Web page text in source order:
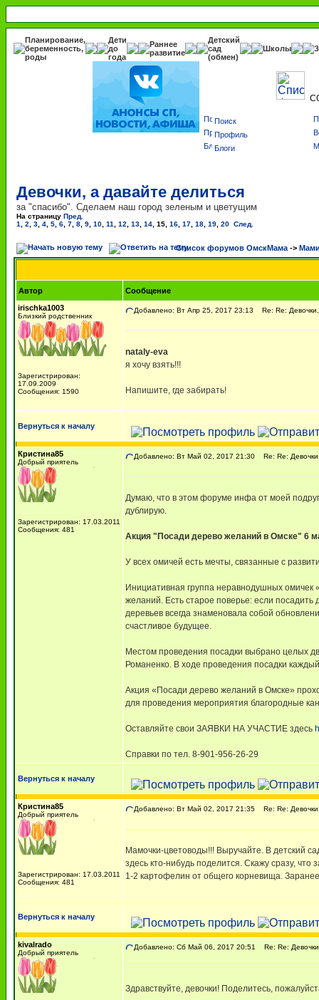
Планирование,
беременность,
роды
Дети
до
года
Раннее
развитие
Детский
сад
(обмен)
Школы
Поиск
Профиль
Блоги
Девочки, а давайте делиться
за "спасибо". Сделаем наш город зеленым и цветущим
На страницу Пред.
1
2 3 4 5 6 7 8 9 10 11 12 13 14 15 16 17 18 19 20 След.
Список форумов ОмскМама ->
Автор
Сообщение
irischka1003
Близкий родственник
Зарегистрирован:
17.09.2009
Сообщения: 1590
Добавлено: Вт Апр 25, 2017 23:13 Re: Re:
nataly-eva
я хочу взять!!!
Напишите, где забирать!
Вернуться к началу
Кристина85
Добрый приятель
Зарегистрирован: 17.03.2011
Сообщения: 481
Добавлено: Вт Май 02, 2017 21:30 Re: Re:
Думаю, что в этом форуме инфа от моей
дублирую.
Акция "Посади дерево желаний в Омске" 6
У всех омичей есть мечты, связанные с
Инициативная группа неравнодушных
желаний. Есть старое поверье: если
деревьев всегда знаменовала собой
счастливое будущее.
Местом проведения посадки выбрано целых
Романенко. В ходе проведения посадки
Акция «Посади дерево желаний в Омске»
для проведения мероприятия благородные
Оставляйте свои ЗАЯВКИ НА УЧАСТИЕ здесь
Справки по тел. 8-901-956-26-29
Вернуться к началу
Кристина85
Добрый приятель
Зарегистрирован: 17.03.2011
Сообщения: 481
Добавлено: Вт Май 02, 2017 21:35 Re: Re:
Мамочки-цветоводы!!! Выручайте. В детский
здесь кто-нибудь поделится. Скажу сразу,
1-2 картофелин от общего корневища.
Вернуться к началу
kivalrado
Добрый приятель
Добавлено: Сб Май 06, 2017 20:51 Re: Re:
Здравствуйте, девочки! Поделитесь,